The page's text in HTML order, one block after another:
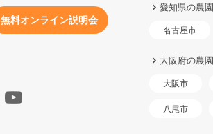
無料オンライン説明会
愛知県の農
名古屋市
大阪府の農
大阪市
八尾市